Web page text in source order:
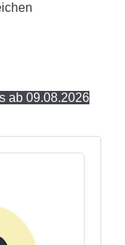
ab 09.08.2026